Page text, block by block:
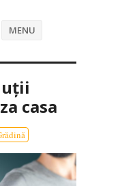
MENU
casa